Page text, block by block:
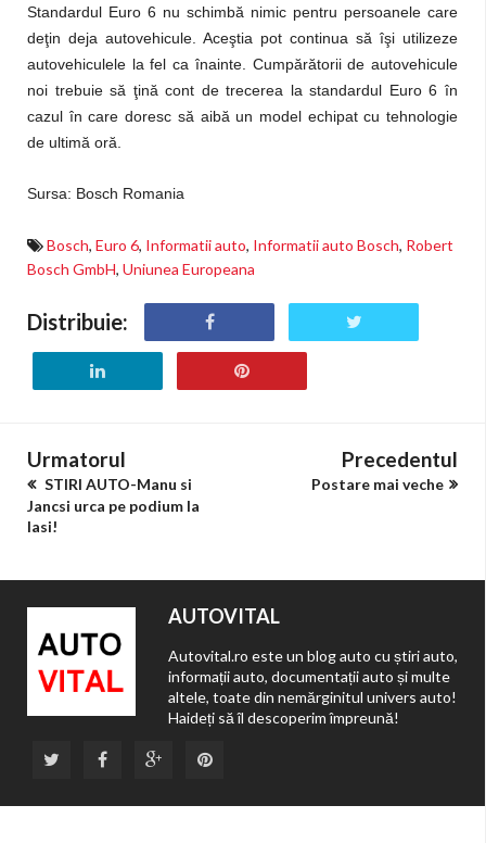
Standardul Euro 6 nu schimbă nimic pentru persoanele care
deţin deja autovehicule. Aceştia pot continua să îşi utilizeze
autovehiculele la fel ca înainte. Cumpărătorii de autovehicule
noi trebuie să ţină cont de trecerea la standardul Euro 6 în
cazul în care doresc să aibă un model echipat cu tehnologie
de ultimă oră.
Sursa: Bosch Romania
Bosch, Euro 6, Informatii auto, Informatii auto Bosch, Robert
Bosch GmbH, Uniunea Europeana
Distribuie:
Urmatorul
STIRI AUTO-Manu si
Jancsi urca pe podium la
Iasi!
Precedentul
Postare mai veche
AUTOVITAL
Autovital.ro este un blog auto cu știri auto,
informații auto, documentații auto și multe
altele, toate din nemărginitul univers auto!
Haideți să îl descoperim împreună!